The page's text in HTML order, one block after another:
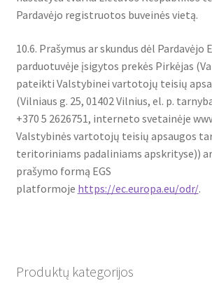
Pardavėjo registruotos buveinės vietą.
10.6. Prašymus ar skundus dėl
parduotuvėje įsigytos prekės Pirkėjas
pateikti Valstybinei vartotojų teisių
(Vilniaus g. 25, 01402 Vilnius, el. p.
+370 5 2626751, interneto svetainėje
Valstybinės vartotojų teisių apsaugos
teritoriniams padaliniams apskrityse))
prašymo formą EGS
platformoje https://ec.europa.eu/odr/.
Produktų kategorijos